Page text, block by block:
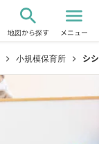
search
地図から探す
menu
メニュー
chevron_right 小規模保育所 chevron_right シ